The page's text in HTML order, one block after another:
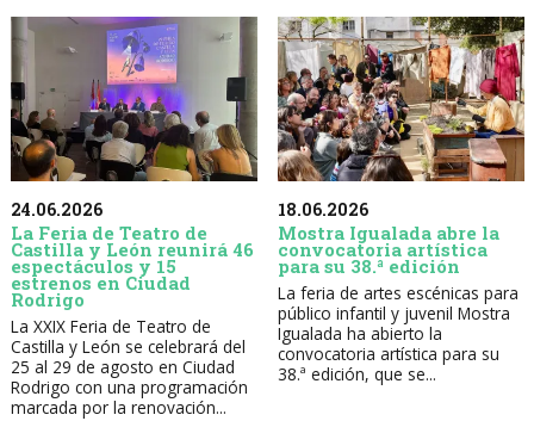
24.06.2026
La Feria de Teatro de
Castilla y León reunirá 46
espectáculos y 15
estrenos en Ciudad
Rodrigo
La XXIX Feria de Teatro de
Castilla y León se celebrará del
25 al 29 de agosto en Ciudad
Rodrigo con una programación
marcada por la renovación...
18.06.2026
Mostra Igualada abre la
convocatoria artística
para su 38.ª edición
La feria de artes escénicas para
público infantil y juvenil Mostra
Igualada ha abierto la
convocatoria artística para su
38.ª edición, que se...